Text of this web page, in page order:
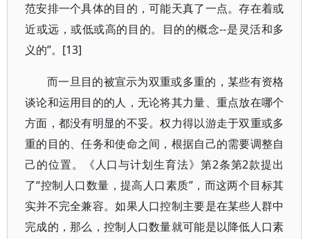
范安排一个具体的目的，可能天真了一点。存在着或
近或远，或低或高的目的。目的的概念--是灵活和多
义的”。[13]
而一旦目的被宣示为双重或多重的，某些有资格
谈论和运用目的的人，无论将其力量、重点放在哪个
方面，都没有明显的不妥。权力得以游走于双重或多
重的目的、任务和使命之间，根据自己的需要调整自
己的位置。《人口与计划生育法》第2条第2款提出
了“控制人口数量，提高人口素质”，而这两个目标其
实并不完全兼容。如果人口控制主要是在某些人群中
完成的，那么，控制人口数量就可能是以降低人口素